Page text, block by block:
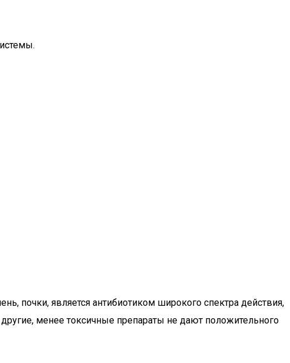
почки, является антибиотиком широкого спектра действия,
другие, менее токсичные препараты не дают положительного